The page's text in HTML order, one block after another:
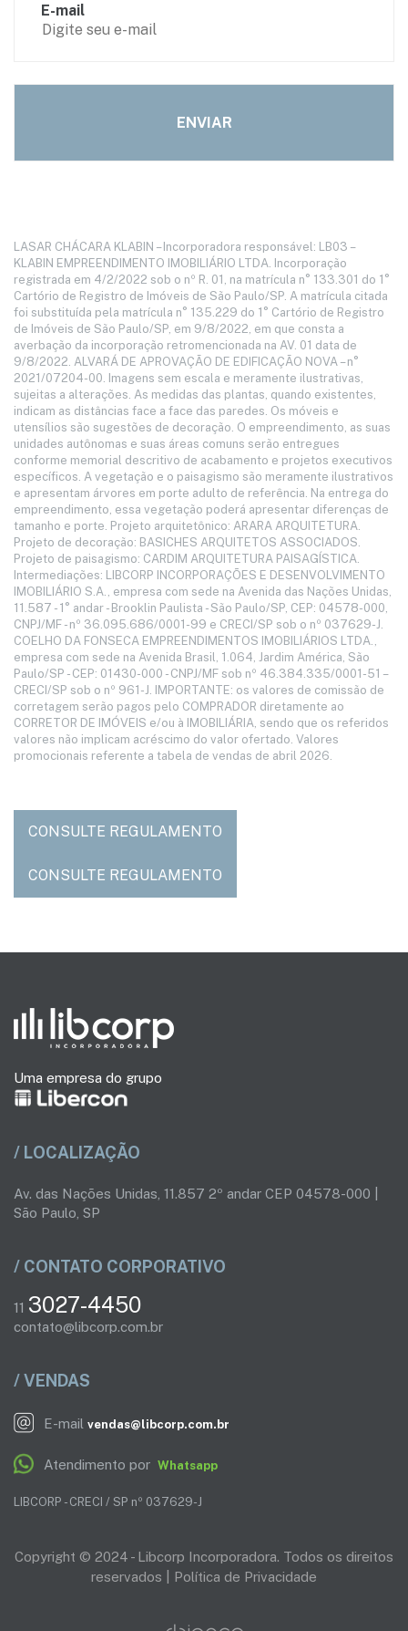
E-mail
LASAR CHÁCARA KLABIN – Incorporadora responsável: LB03 –
KLABIN EMPREENDIMENTO IMOBILIÁRIO LTDA. Incorporação
registrada em 4/2/2022 sob o nº R. 01, na matrícula n° 133.301 do 1°
Cartório de Registro de Imóveis de São Paulo/SP. A matrícula citada
foi substituída pela matrícula n° 135.229 do 1° Cartório de Registro
de Imóveis de São Paulo/SP, em 9/8/2022, em que consta a
averbação da incorporação retromencionada na AV. 01 data de
9/8/2022. ALVARÁ DE APROVAÇÃO DE EDIFICAÇÃO NOVA – n°
2021/07204-00. Imagens sem escala e meramente ilustrativas,
sujeitas a alterações. As medidas das plantas, quando existentes,
indicam as distâncias face a face das paredes. Os móveis e
utensílios são sugestões de decoração. O empreendimento, as suas
unidades autônomas e suas áreas comuns serão entregues
conforme memorial descritivo de acabamento e projetos executivos
específicos. A vegetação e o paisagismo são meramente ilustrativos
e apresentam árvores em porte adulto de referência. Na entrega do
empreendimento, essa vegetação poderá apresentar diferenças de
tamanho e porte. Projeto arquitetônico: ARARA ARQUITETURA.
Projeto de decoração: BASICHES ARQUITETOS ASSOCIADOS.
Projeto de paisagismo: CARDIM ARQUITETURA PAISAGÍSTICA.
Intermediações: LIBCORP INCORPORAÇÕES E DESENVOLVIMENTO
IMOBILIÁRIO S.A., empresa com sede na Avenida das Nações Unidas,
11.587 - 1° andar - Brooklin Paulista - São Paulo/SP, CEP: 04578-000,
CNPJ/MF - nº 36.095.686/0001-99 e CRECI/SP sob o nº 037629-J.
COELHO DA FONSECA EMPREENDIMENTOS IMOBILIÁRIOS LTDA.,
empresa com sede na Avenida Brasil, 1.064, Jardim América, São
Paulo/SP - CEP: 01430-000 - CNPJ/MF sob nº 46.384.335/0001-51 –
CRECI/SP sob o nº 961-J. IMPORTANTE: os valores de comissão de
corretagem serão pagos pelo COMPRADOR diretamente ao
CORRETOR DE IMÓVEIS e/ou à IMOBILIÁRIA, sendo que os referidos
valores não implicam acréscimo do valor ofertado. Valores
promocionais referente a tabela de vendas de abril 2026.
CONSULTE REGULAMENTO
CONSULTE REGULAMENTO
Uma empresa do grupo
/ LOCALIZAÇÃO
Av. das Nações Unidas, 11.857 2º andar CEP 04578-000 |
São Paulo, SP
/ CONTATO CORPORATIVO
11 3027-4450
contato@libcorp.com.br
/ VENDAS
E-mail vendas@libcorp.com.br
Atendimento por Whatsapp
LIBCORP - CRECI / SP nº 037629-J
Copyright © 2024 - Libcorp Incorporadora. Todos os direitos
reservados | Política de Privacidade